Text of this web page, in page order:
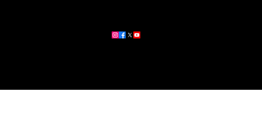
updates, and stories from Australia and Sri Lanka.
Stay informed with breaking news, business insights,